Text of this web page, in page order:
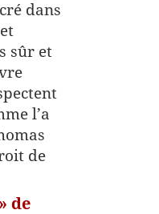
dans
sûr et
l’a
de
de